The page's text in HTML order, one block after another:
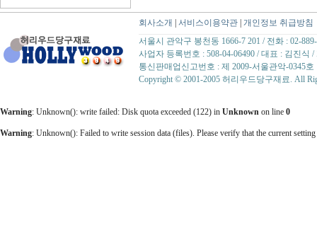
회사소개 서비스이용약관 개인정보 취급방침
서울시 관악구 봉천동 1666-7 201 / 전화 : 02-
사업자 등록번호 : 508-04-06490 / 대표 : 김진
통신판매업신고번호 : 제 2009-서울관악-0345호
Copyright © 2001-2005 허리우드당구재료. All
Warning: Unknown(): write failed: Disk quota exceeded (122) in Unknown on line 0
Warning: Unknown(): Failed to write session data (files). Please verify that the current